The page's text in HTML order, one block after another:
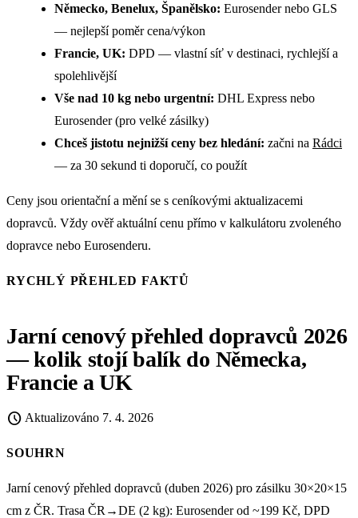
Německo, Benelux, Španělsko: Eurosender nebo GLS
— nejlepší poměr cena/výkon
Francie, UK: DPD — vlastní síť v destinaci, rychlejší a
spolehlivější
Vše nad 10 kg nebo urgentní: DHL Express nebo
Eurosender (pro velké zásilky)
Chceš jistotu nejnižší ceny bez hledání: začni na Rádci
— za 30 sekund ti doporučí, co použít
Ceny jsou orientační a mění se s ceníkovými aktualizacemi
dopravců. Vždy ověř aktuální cenu přímo v kalkulátoru zvoleného
dopravce nebo Eurosenderu.
RYCHLÝ PŘEHLED FAKTŮ
Jarní cenový přehled dopravců 2026
— kolik stojí balík do Německa,
Francie a UK
schedule Aktualizováno 7. 4. 2026
SOUHRN
Jarní cenový přehled dopravců (duben 2026) pro zásilku 30×20×15
cm z ČR. Trasa ČR→DE (2 kg): Eurosender od ~199 Kč, DPD